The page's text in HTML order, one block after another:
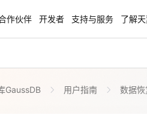
NEW 聚力
作伙伴 开发者 支持与服务 了解
GaussDB 用户指南 数据恢